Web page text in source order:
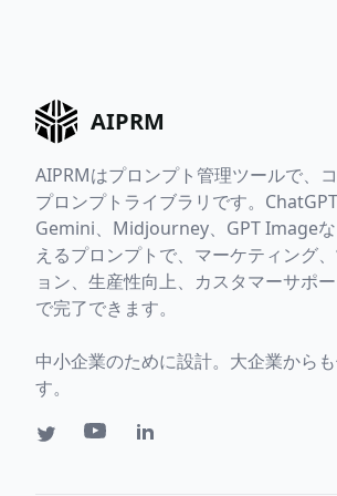
AIPRM
AIPRMはプロンプト管理ツールで、
プロンプトライブラリです。ChatGPT
Gemini、Midjourney、GPT Image
えるプロンプトで、マーケティング
ョン、生産性向上、カスタマーサポ
で完了できます。
中小企業のために設計。大企業から
す。